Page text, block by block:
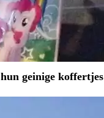
hun geinige koffertjes